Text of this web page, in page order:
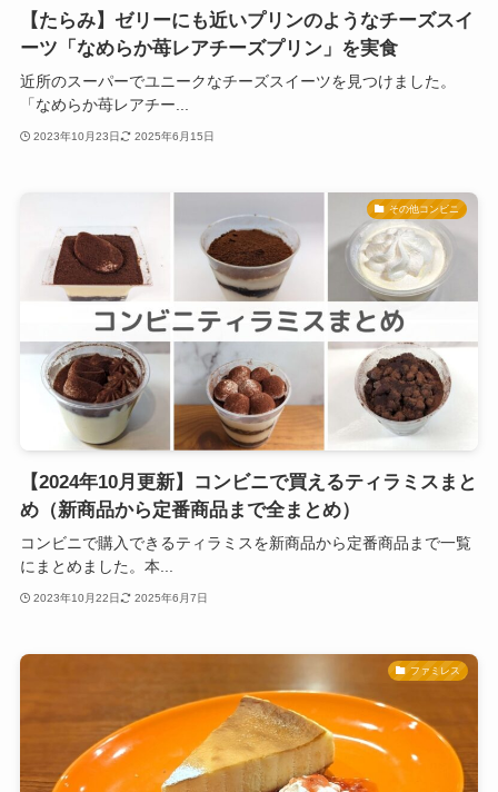
【たらみ】ゼリーにも近いプリンのようなチーズスイ
ーツ「なめらか苺レアチーズプリン」を実食
近所のスーパーでユニークなチーズスイーツを見つけました。
「なめらか苺レアチー...
2023年10月23日 2025年6月15日
その他コンビニ
【2024年10月更新】コンビニで買えるティラミスまと
め（新商品から定番商品まで全まとめ）
コンビニで購入できるティラミスを新商品から定番商品まで一覧
にまとめました。本...
2023年10月22日 2025年6月7日
ファミレス